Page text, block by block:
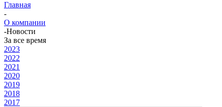
Главная
-
О компании
-Новости
За все время
2023
2022
2021
2020
2019
2018
2017